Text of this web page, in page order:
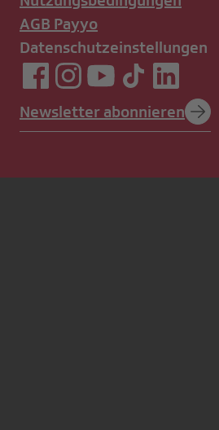
AGB Payyo
Datenschutzeinstellungen
Newsletter abonnieren